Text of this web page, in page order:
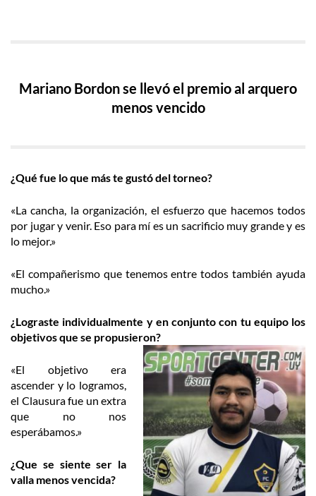
Mariano Bordon se llevó el premio al arquero
menos vencido
¿Qué fue lo que más te gustó del torneo?
«La cancha, la organización, el esfuerzo que hacemos todos
por jugar y venir. Eso para mí es un sacrificio muy grande y es
lo mejor.»
«El compañerismo que tenemos entre todos también ayuda
mucho.»
¿Lograste individualmente y en conjunto con tu equipo los
objetivos que se propusieron?
«El objetivo era
ascender y lo logramos,
el Clausura fue un extra
que no nos
esperábamos.»
¿Que se siente ser la
valla menos vencida?